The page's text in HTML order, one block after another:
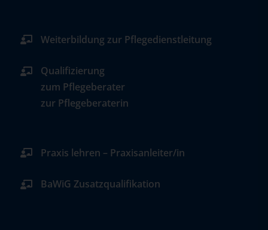
Weiterbildung zur Pflegedienstleitung
Qualifizierung
zum Pflegeberater
zur Pflegeberaterin
Praxis lehren – Praxisanleiter/in
BaWiG Zusatzqualifikation